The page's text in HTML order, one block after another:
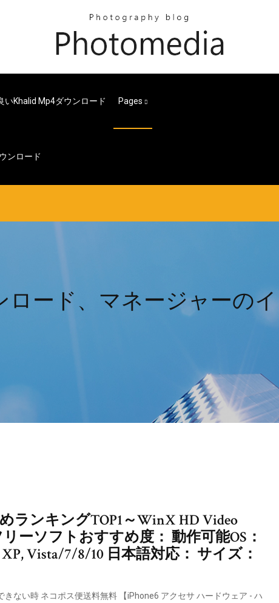
いkhalid Mp4ダウンロード Pages
ンロード
ロード、マネージャーの
ランキングTOP1～WinX HD Video
ーソフトおすすめ度： 動作可能OS：
Vista/7/8/10 日本語対応： サイズ：
ない時 ネコポス便送料無料 【iPhone6 アクセサ ハードウェア - ハ